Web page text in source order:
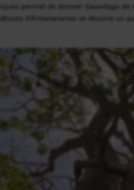
permet de donner davantage de
d’Antananarivo se dessine un